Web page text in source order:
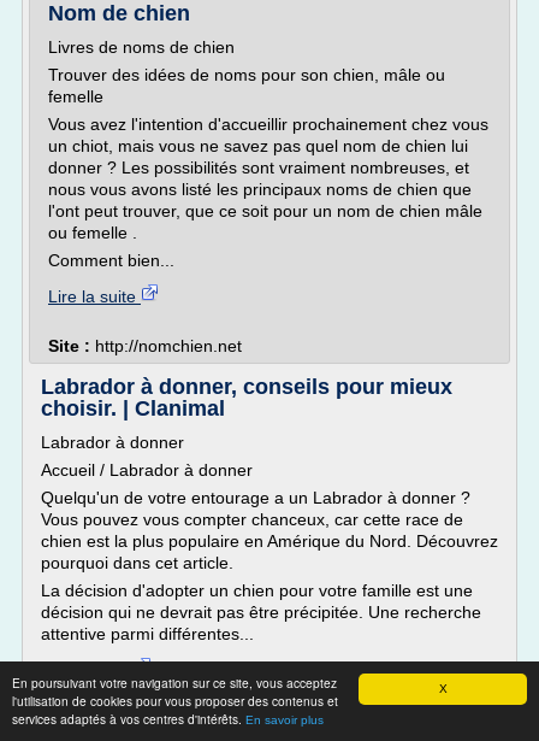
X
En poursuivant votre navigation sur ce site, vous acceptez
l'utilisation de cookies pour vous proposer des contenus et
services adaptés à vos centres d'intérêts. En savoir plus
Nom de chien
Livres de noms de chien
Trouver des idées de noms pour son chien, mâle ou
femelle
Vous avez l'intention d'accueillir prochainement chez vous
un chiot, mais vous ne savez pas quel nom de chien lui
donner ? Les possibilités sont vraiment nombreuses, et
nous vous avons listé les principaux noms de chien que
l'ont peut trouver, que ce soit pour un nom de chien mâle
ou femelle .
Comment bien...
Lire la suite
Site : http://nomchien.net
Labrador à donner, conseils pour mieux
choisir. | Clanimal
Labrador à donner
Accueil / Labrador à donner
Quelqu'un de votre entourage a un Labrador à donner ?
Vous pouvez vous compter chanceux, car cette race de
chien est la plus populaire en Amérique du Nord. Découvrez
pourquoi dans cet article.
La décision d'adopter un chien pour votre famille est une
décision qui ne devrait pas être précipitée. Une recherche
attentive parmi différentes...
Site :http://clanimal.com